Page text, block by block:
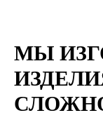
МЫ